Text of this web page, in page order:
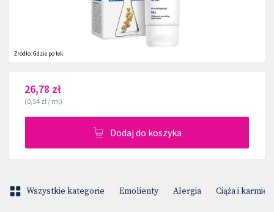
Źródło:Gdzie po lek
26,78 zł
(0,54 zł / ml)
Dodaj do koszyka
Wszystkie kategorie Emolienty Alergia Ciąża i